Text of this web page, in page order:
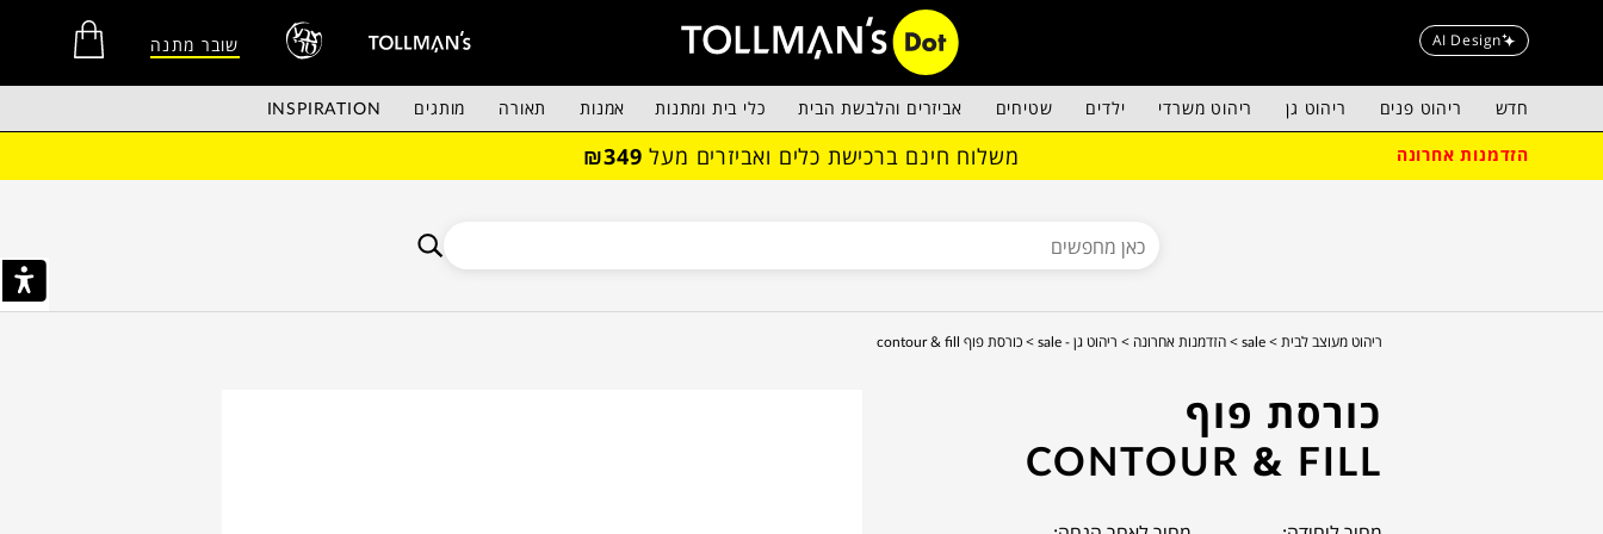
AI Design שובר מתנה
חדש ריהוט פנים ריהוט גן ריהוט משרדי ילדים שטיחים אביזרים והלבשת הבית כלי בית ומתנות אמנות תאורה מותגים INSPIRATION
הזדמנות אחרונה משלוח חינם ברכישת כלים ואביזרים מעל ₪349
ריהוט מעוצב לבית > sale > הזדמנות אחרונה > ריהוט גן - sale > כורסת פוף contour & fill
כורסת פוף
CONTOUR & FILL